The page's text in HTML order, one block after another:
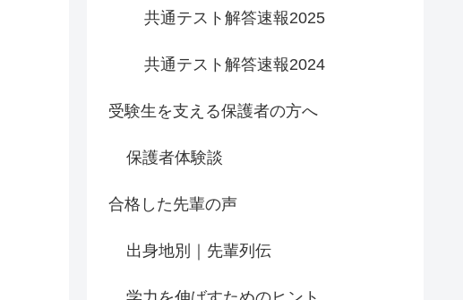
共通テスト解答速報2025
共通テスト解答速報2024
受験生を支える保護者の方へ
保護者体験談
合格した先輩の声
出身地別｜先輩列伝